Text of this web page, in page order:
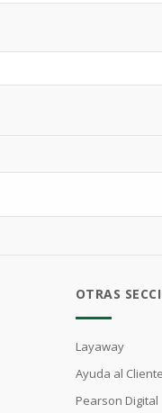
OTRAS
Layaway
Ayuda al Cliente
Pearson Digital